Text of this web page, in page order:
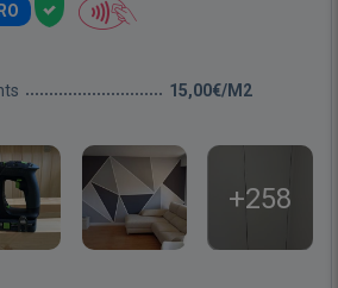
15,00€/M2
+258